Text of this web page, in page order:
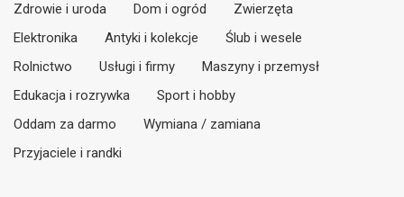
Zdrowie i uroda
Dom i ogród
Zwierzęta
Elektronika
Antyki i kolekcje
Ślub i wesele
Rolnictwo
Usługi i firmy
Maszyny i przemysł
Edukacja i rozrywka
Sport i hobby
Oddam za darmo
Wymiana / zamiana
Przyjaciele i randki